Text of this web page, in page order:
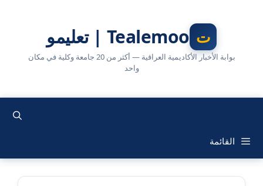
Tealemoo | تعليمو
بوابة الأخبار الأكاديمية العراقية — أكثر من 20 جامعة وكلية في مكان
واحد
القائمة